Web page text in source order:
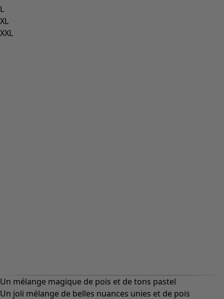
L
XL
XXL
Un mélange magique de pois et de tons pastel
Un joli mélange de belles nuances unies et de pois